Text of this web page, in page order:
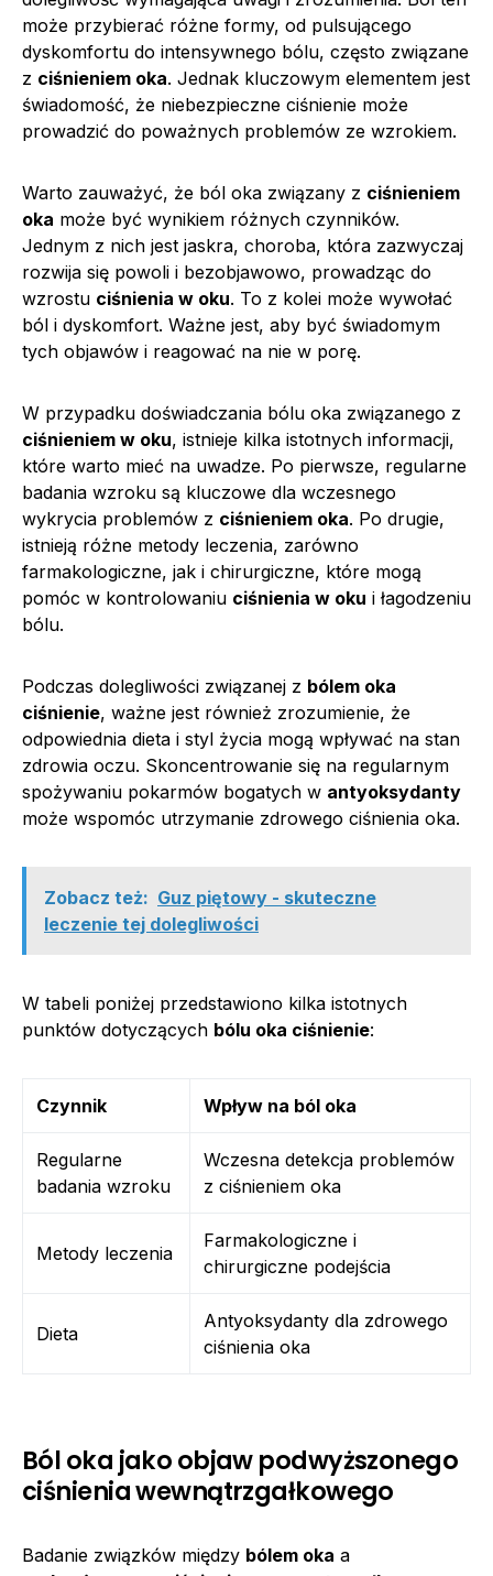
może przybierać różne formy, od pulsującego
dyskomfortu do intensywnego bólu, często związane
z ciśnieniem oka. Jednak kluczowym elementem jest
świadomość, że niebezpieczne ciśnienie może
prowadzić do poważnych problemów ze wzrokiem.
Warto zauważyć, że ból oka związany z ciśnieniem
oka może być wynikiem różnych czynników.
Jednym z nich jest jaskra, choroba, która zazwyczaj
rozwija się powoli i bezobjawowo, prowadząc do
wzrostu ciśnienia w oku. To z kolei może wywołać
ból i dyskomfort. Ważne jest, aby być świadomym
tych objawów i reagować na nie w porę.
W przypadku doświadczania bólu oka związanego z
ciśnieniem w oku, istnieje kilka istotnych informacji,
które warto mieć na uwadze. Po pierwsze, regularne
badania wzroku są kluczowe dla wczesnego
wykrycia problemów z ciśnieniem oka. Po drugie,
istnieją różne metody leczenia, zarówno
farmakologiczne, jak i chirurgiczne, które mogą
pomóc w kontrolowaniu ciśnienia w oku i łagodzeniu
bólu.
Podczas dolegliwości związanej z bólem oka
ciśnienie, ważne jest również zrozumienie, że
odpowiednia dieta i styl życia mogą wpływać na stan
zdrowia oczu. Skoncentrowanie się na regularnym
spożywaniu pokarmów bogatych w antyoksydanty
może wspomóc utrzymanie zdrowego ciśnienia oka.
Zobacz też: Guz piętowy - skuteczne
leczenie tej dolegliwości
W tabeli poniżej przedstawiono kilka istotnych
punktów dotyczących bólu oka ciśnienie:
Czynnik Wpływ na ból oka
Regularne
badania wzroku
Wczesna detekcja problemów
z ciśnieniem oka
Metody leczenia
Farmakologiczne i
chirurgiczne podejścia
Dieta
Antyoksydanty dla zdrowego
ciśnienia oka
Ból oka jako objaw podwyższonego
ciśnienia wewnątrzgałkowego
Badanie związków między bólem oka a